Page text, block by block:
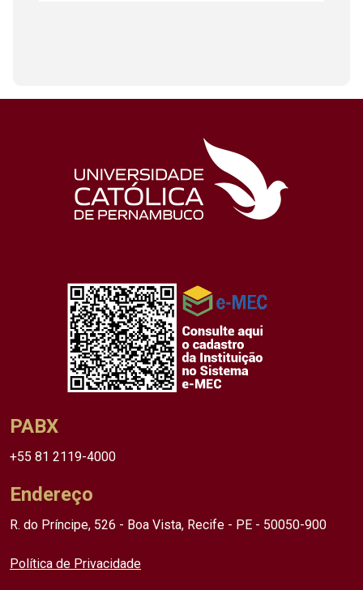
PABX
+55 81 2119-4000
Endereço
R. do Príncipe, 526 - Boa Vista, Recife - PE - 50050-900
Política de Privacidade